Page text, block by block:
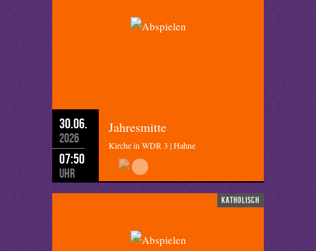
30.06.
2026
07:50
Uhr
Jahresmitte
Kirche in WDR 3 | Hahne
katholisch